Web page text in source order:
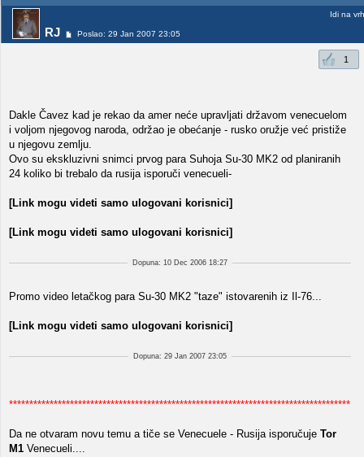
RJ Poslao: 29 Jan 2007 23:05
Idi na vrh
1
Dakle Čavez kad je rekao da amer neće upravljati državom venecuelom
i voljom njegovog naroda, održao je obećanje - rusko oružje već pristiže
u njegovu zemlju.
Ovo su ekskluzivni snimci prvog para Suhoja Su-30 MK2 od planiranih
24 koliko bi trebalo da rusija isporuči venecueli-
[Link mogu videti samo ulogovani korisnici]
[Link mogu videti samo ulogovani korisnici]
Dopuna: 10 Dec 2006 18:27
Promo video letačkog para Su-30 MK2 "taze" istovarenih iz Il-76...
[Link mogu videti samo ulogovani korisnici]
Dopuna: 29 Jan 2007 23:05
************************************************************************************
Da ne otvaram novu temu a tiče se Venecuele - Rusija isporučuje Tor
M1 Venecueli....